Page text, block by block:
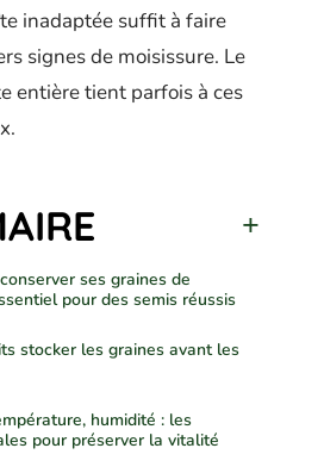
inadaptée suffit à faire
signes de moisissure. Le
entière tient parfois à ces
ses graines de
pour des semis réussis
stocker les graines avant les
humidité : les
pour préserver la vitalité